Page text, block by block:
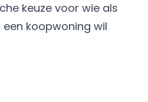
keuze voor wie als
koopwoning wil